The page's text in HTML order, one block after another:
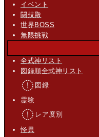
イベント
闘技殿
世界BOSS
無限挑戦
全式神リスト
図録順全式神リスト
図録
霊験
レア度別
怪異